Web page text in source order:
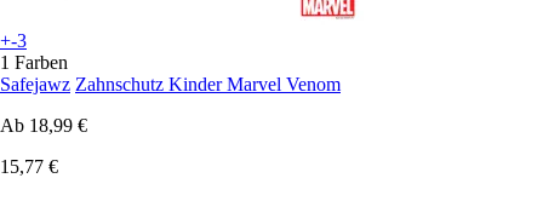
+-3
1 Farben
Safejawz Zahnschutz Kinder Marvel Venom
Ab 18,99 €
15,77 €